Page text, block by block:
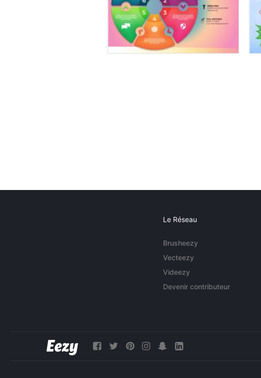
Le Réseau
Brusheezy
Vecteezy
Videezy
Devenir contributeur